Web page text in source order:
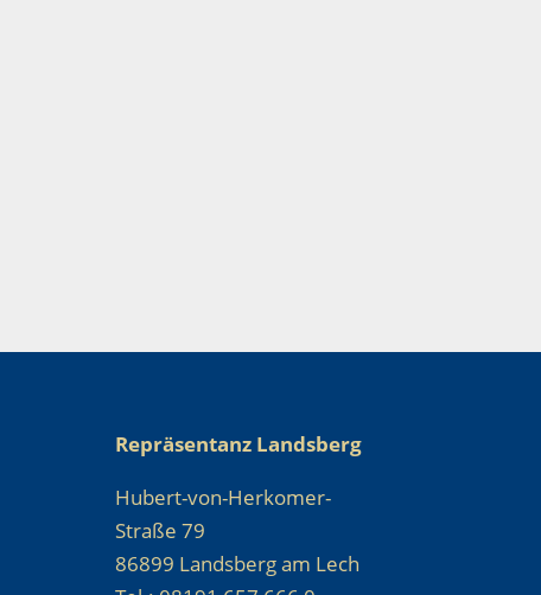
Repräsentanz Landsberg
Hubert-von-Herkomer-
Straße 79
86899 Landsberg am Lech